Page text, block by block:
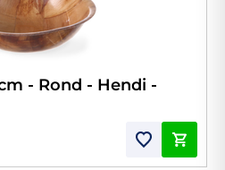
- Rond - Hendi -